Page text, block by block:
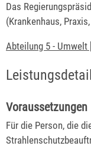
Das
(Krankenhaus,
Abteilung 5 - Umwelt
Voraussetzungen
Für die Person, die